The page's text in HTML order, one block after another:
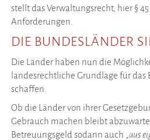
stellt das Verwaltungsrecht, hier § 45
Anforderungen.
DIE BUNDESLÄNDER
Die Länder haben nun die
landesrechtliche Grundlage für das
schaffen.
Ob die Länder von ihrer
Gebrauch machen bleibt
Betreuungsgeld sodann auch „ aus